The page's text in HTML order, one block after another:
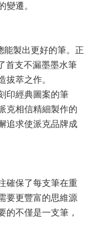
遷。
能製出更好的筆。正
首支不漏墨墨水筆
萃之作。
印經典圖案的筆
克相信精細製作的
追求使派克品牌成
確保了每支筆在重
要更豐富的思維源
的不僅是一支筆，